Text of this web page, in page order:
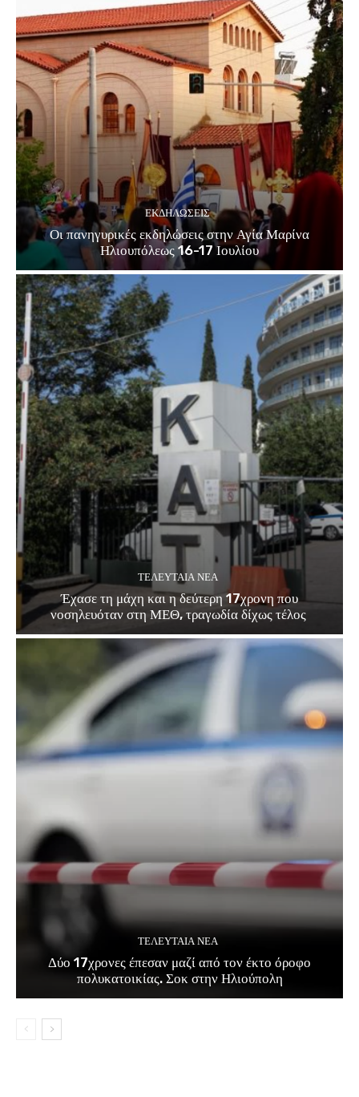
ΕΚΔΗΛΏΣΕΙΣ
Οι πανηγυρικές εκδηλώσεις στην Αγία Μαρίνα
Ηλιουπόλεως 16-17 Ιουλίου
ΤΕΛΕΥΤΑΊΑ ΝΈΑ
Έχασε τη μάχη και η δεύτερη 17χρονη που
νοσηλευόταν στη ΜΕΘ, τραγωδία δίχως τέλος
ΤΕΛΕΥΤΑΊΑ ΝΈΑ
Δύο 17χρονες έπεσαν μαζί από τον έκτο όροφο
πολυκατοικίας. Σοκ στην Ηλιούπολη